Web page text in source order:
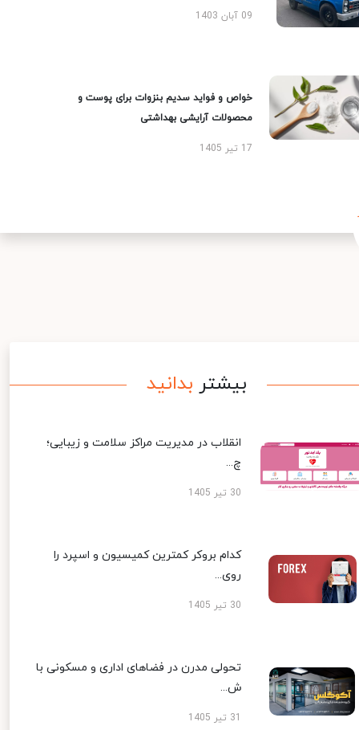
09 آبان 1403
خواص و فواید سدیم بنزوات برای پوست و
محصولات آرایشی بهداشتی
17 تیر 1405
بیشتر بدانید
انقلاب در مدیریت مراکز سلامت و زیبایی؛
چ...
30 تیر 1405
کدام بروکر کمترین کمیسیون و اسپرد را
روی...
30 تیر 1405
تحولی مدرن در فضاهای اداری و مسکونی با
ش...